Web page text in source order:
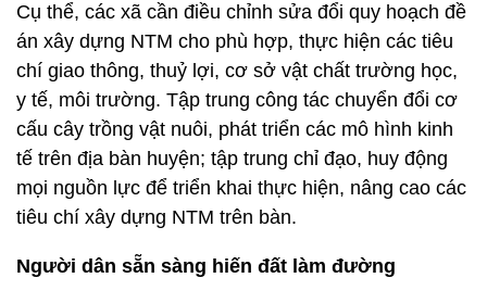
Cụ thể, các xã cần điều chỉnh sửa đổi quy hoạch đề
án xây dựng NTM cho phù hợp, thực hiện các tiêu
chí giao thông, thuỷ lợi, cơ sở vật chất trường học,
y tế, môi trường. Tập trung công tác chuyển đổi cơ
cấu cây trồng vật nuôi, phát triển các mô hình kinh
tế trên địa bàn huyện; tập trung chỉ đạo, huy động
mọi nguồn lực để triển khai thực hiện, nâng cao các
tiêu chí xây dựng NTM trên bàn.
Người dân sẵn sàng hiến đất làm đường